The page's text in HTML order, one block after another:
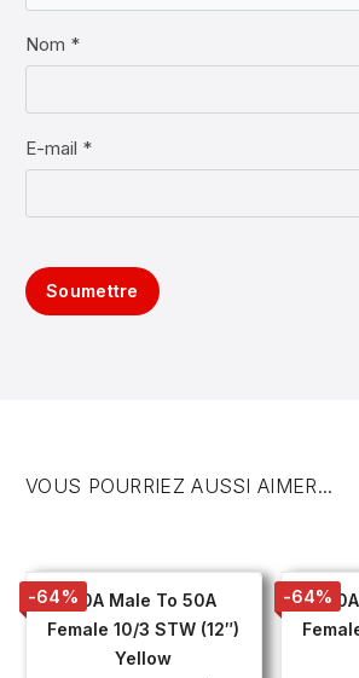
Nom *
E-mail *
Soumettre
VOUS POURRIEZ AUSSI AIMER...
-64%30A Male To 50A
Female 10/3 STW (12″)
Yellow
-64%